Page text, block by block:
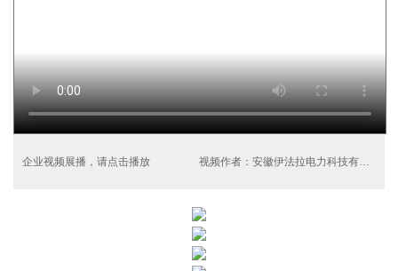
企业视频展播，请点击播放 视频作者：安徽伊法拉电力科技有限公司